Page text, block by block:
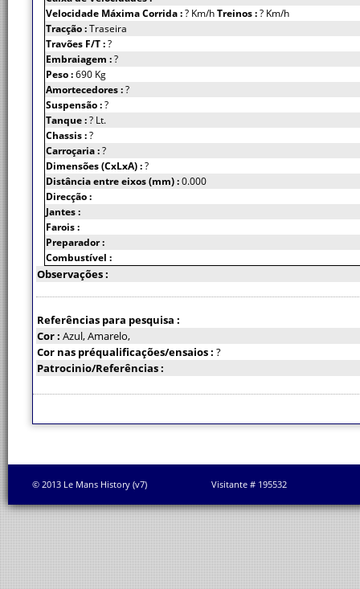
Velocidade Máxima Corrida :? Km/hTreinos :? Km/h
Tracção :Traseira
Travões F/T :?
Embraiagem :?
Peso :690 Kg
Amortecedores :?
Suspensão :?
Tanque :? Lt.
Chassis :?
Carroçaria :?
Dimensões (CxLxA) :?
Distância entre eixos (mm) :0.000
Direcção :
Jantes :
Farois :
Preparador :
Combustível :
Observações :
Referências para pesquisa :
Cor : Azul, Amarelo,
Cor nas préqualificações/ensaios : ?
Patrocinio/Referências :
© 2013 Le Mans History (v7) Visitante # 195532